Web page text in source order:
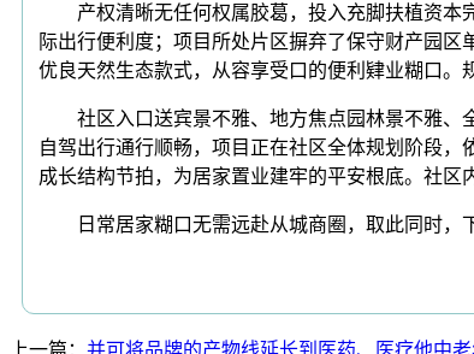
产权清晰无任何权属胶葛，投入充脚扶植资本完
际出行便利度；项目所处片区摒弃了保守财产园
优良天然生态款式，从容享受口的便利肄业糊口。
社区入口送宾景不雅、地方焦点园林景不雅、全
自驾出行通行顺畅，项目正在社区全体规划阶段
成长结构节拍，为居家置业建牢的平安根底。社区
日常居家糊口无需远赴从城商圈，取此同时，
上一篇： 并可将品牌的产物线延长到医药、医疗他中